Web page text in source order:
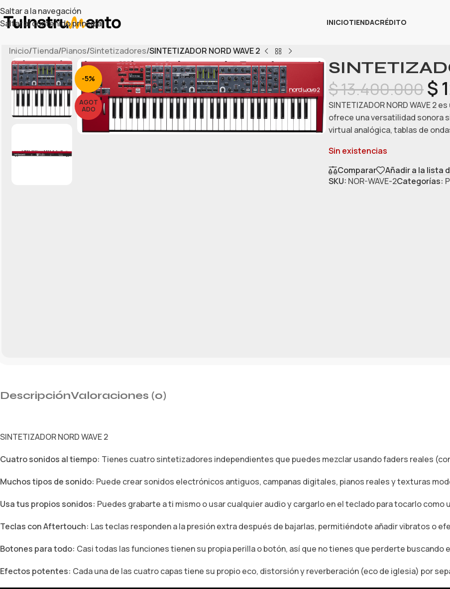
Saltar a la navegación
Saltar al contenido principal
INICIOTIENDACRÉDITO
Inicio/Tienda/Pianos/Sintetizadores/SINTETIZADOR NORD WAVE 2
-5%
AGOT
ADO
$13.400.000$
SINTETIZADOR NORD WAVE
ofrece una versatilidad sonora
virtual analógica, tablas de
Sin existencias
Comparar
Añadir a la lista
SKU: NOR-WAVE-2Categorías:
DescripciónValoraciones (0)
SINTETIZADOR NORD WAVE 2
Cuatro sonidos al tiempo: Tienes cuatro sintetizadores independientes que puedes mezclar usando faders reales
Muchos tipos de sonido: Puede crear sonidos electrónicos antiguos, campanas digitales, pianos reales y texturas
Usa tus propios sonidos: Puedes grabarte a ti mismo o usar cualquier audio y cargarlo en el teclado para tocarlo como
Teclas con Aftertouch: Las teclas responden a la presión extra después de bajarlas, permitiéndote añadir vibratos o
Botones para todo: Casi todas las funciones tienen su propia perilla o botón, así que no tienes que perderte buscando
Efectos potentes: Cada una de las cuatro capas tiene su propio eco, distorsión y reverberación (eco de iglesia) por